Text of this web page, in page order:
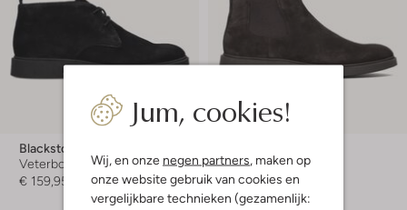
Jum, cookies!
Wij, en onze negen partners , maken op
onze website gebruik van cookies en
vergelijkbare technieken (gezamenlijk:
Blackstone
Veterboots
€ 159,95
Chelsea boots
€ 169,95